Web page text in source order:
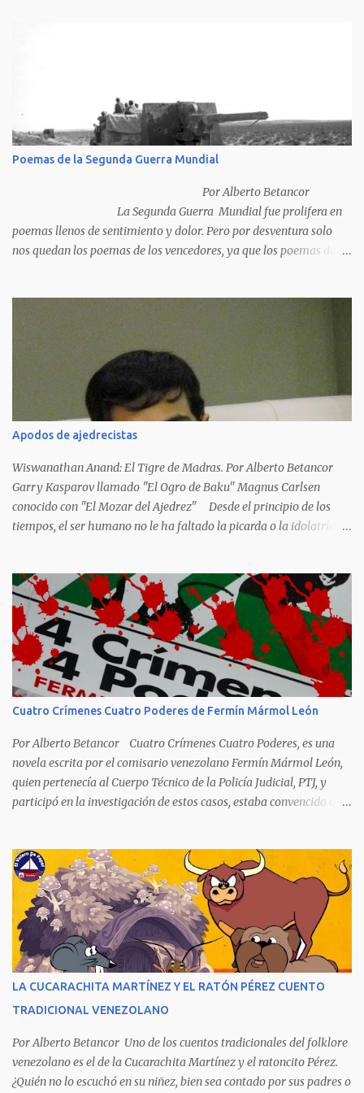
Poemas de la Segunda Guerra Mundial
Por Alberto Betancor
La Segunda Guerra Mundial fue prolifera en
poemas llenos de sentimiento y dolor. Pero por desventura solo
nos quedan los poemas de los vencedores, ya que los poemas de
acariciaron la causa nacional socialista, sus nombres con sus
Apodos de ajedrecistas
Wiswanathan Anand: El Tigre de Madras. Por Alberto Betancor
Garry Kasparov llamado "El Ogro de Baku" Magnus Carlsen
conocido con "El Mozar del Ajedrez" Desde el principio de los
tiempos, el ser humano no le ha faltado la picarda o la idolatría
hemos tenido una serie de apodos para las estrellas del ajedrez, en
algunos casos muy originales. Aquí les dejo una breve lista con
algunos de los nombres de los más destacados. Siegbert Tarrasch:
El Preceptor Germánico y el Hércules de los Torneos. Joseph
Henrry Blackburne: La Muerte Negra. Wiswanathan Anand: El
Tigre de Madras. Tiran Petrosian: Boa Constrictora, El Tigre de
Hierro. El Maestro de la Defensa, El Ministro de la Defensa. El
Karpov. El gélido Tolia. Garry Kasparov: El Ogro de Baku...
Cuatro Crímenes Cuatro Poderes de Fermín Mármol León
Por Alberto Betancor Cuatro Crímenes Cuatro Poderes, es una
novela escrita por el comisario venezolano Fermín Mármol León,
quien pertenecía al Cuerpo Técnico de la Policía Judicial, PTJ, y
participó en la investigación de estos casos, estaba convencido que
Aunque la narración no es precisamente una obra literaria, esta
novela publicada en 1978 se transformó en un autentico Bestseller
venezolano al vender rápidamente tres ediciones por su
extraordinario contenido y detalla, cambiando los nombres de los
personajes, cuatro crímenes que conmocionaron a la sociedad
venezolana y cuyos presuntos autores quedaron en libertad, pese a
tener la policía pruebas e indicios suficientes de culpabilidad. La
porque refleja los males del poder judicial y de la sociedad
venezolana, tráfico...
LA CUCARACHITA MARTÍNEZ Y EL RATÓN PÉREZ CUENTO
TRADICIONAL VENEZOLANO
Por Alberto Betancor Uno de los cuentos tradicionales del folklore
venezolano es el de la Cucarachita Martínez y el ratoncito Pérez.
¿Quién no lo escuchó en su niñez, bien sea contado por sus padres o